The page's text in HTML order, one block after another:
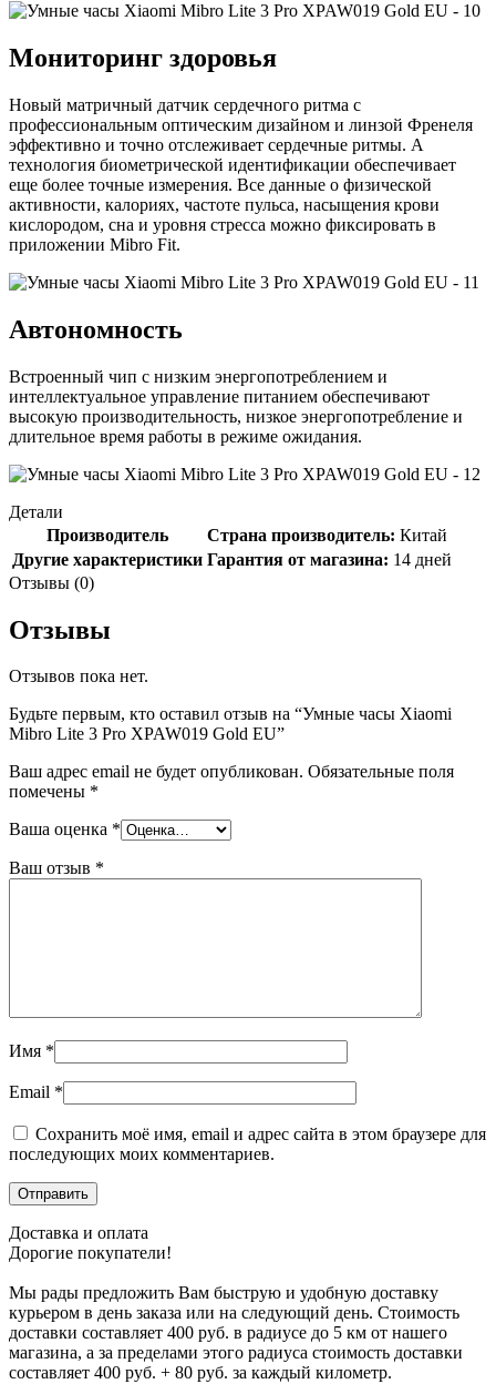
Мониторинг здоровья
Новый матричный датчик сердечного ритма с
профессиональным оптическим дизайном и линзой Френеля
эффективно и точно отслеживает сердечные ритмы. А
технология биометрической идентификации обеспечивает
еще более точные измерения. Все данные о физической
активности, калориях, частоте пульса, насыщения крови
кислородом, сна и уровня стресса можно фиксировать в
приложении Mibro Fit.
Автономность
Встроенный чип с низким энергопотреблением и
интеллектуальное управление питанием обеспечивают
высокую производительность, низкое энергопотребление и
длительное время работы в режиме ожидания.
Детали
Производитель
Страна производитель: Китай
Другие характеристики Гарантия от магазина: 14 дней
Отзывы (0)
Отзывы
Отзывов пока нет.
Будьте первым, кто оставил отзыв на “Умные часы Xiaomi
Mibro Lite 3 Pro XPAW019 Gold EU”
Ваш адрес email не будет опубликован. Обязательные поля
помечены *
Ваша оценка *
Ваш отзыв *
Имя *
Email *
Сохранить моё имя, email и адрес сайта в этом браузере для
последующих моих комментариев.
Доставка и оплата
Дорогие покупатели!
Мы рады предложить Вам быструю и удобную доставку
курьером в день заказа или на следующий день. Стоимость
доставки составляет 400 руб. в радиусе до 5 км от нашего
магазина, а за пределами этого радиуса стоимость доставки
составляет 400 руб. + 80 руб. за каждый километр.